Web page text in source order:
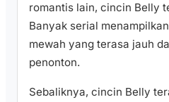
romantis lain, cincin Belly
Banyak serial
mewah yang terasa jauh
penonton.
Sebaliknya, cincin Belly